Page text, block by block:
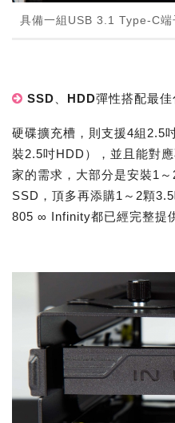
具備一組USB 3.1 Type-C端
SSD、HDD彈性搭配最佳
硬碟擴充槽，則支援4組2.5
裝2.5吋HDD），並且能對
家的需求，大部分是安裝1
SSD，頂多再添購1～2顆
805 ∞ Infinity都已經完整提